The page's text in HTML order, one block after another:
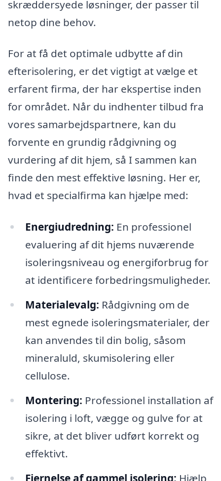
skræddersyede løsninger, der passer til
netop dine behov.
For at få det optimale udbytte af din
efterisolering, er det vigtigt at vælge et
erfarent firma, der har ekspertise inden
for området. Når du indhenter tilbud fra
vores samarbejdspartnere, kan du
forvente en grundig rådgivning og
vurdering af dit hjem, så I sammen kan
finde den mest effektive løsning. Her er,
hvad et specialfirma kan hjælpe med:
Energiudredning: En professionel
evaluering af dit hjems nuværende
isoleringsniveau og energiforbrug for
at identificere forbedringsmuligheder.
Materialevalg: Rådgivning om de
mest egnede isoleringsmaterialer, der
kan anvendes til din bolig, såsom
mineraluld, skumisolering eller
cellulose.
Montering: Professionel installation af
isolering i loft, vægge og gulve for at
sikre, at det bliver udført korrekt og
effektivt.
Fjernelse af gammel isolering: Hjælp